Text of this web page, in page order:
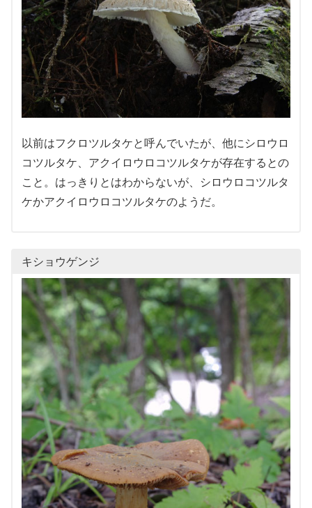
以前はフクロツルタケと呼んでいたが、他にシロウロ
コツルタケ、アクイロウロコツルタケが存在するとの
こと。はっきりとはわからないが、シロウロコツルタ
ケかアクイロウロコツルタケのようだ。
キショウゲンジ